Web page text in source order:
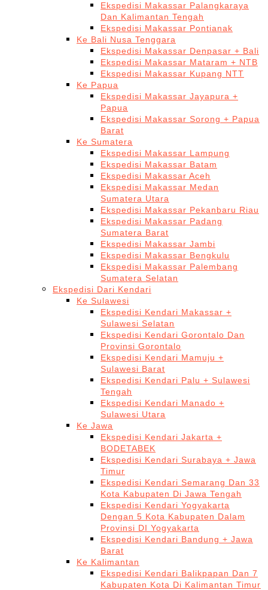
Ekspedisi Makassar Palangkaraya
Dan Kalimantan Tengah
Ekspedisi Makassar Pontianak
Ke Bali Nusa Tenggara
Ekspedisi Makassar Denpasar + Bali
Ekspedisi Makassar Mataram + NTB
Ekspedisi Makassar Kupang NTT
Ke Papua
Ekspedisi Makassar Jayapura +
Papua
Ekspedisi Makassar Sorong + Papua
Barat
Ke Sumatera
Ekspedisi Makassar Lampung
Ekspedisi Makassar Batam
Ekspedisi Makassar Aceh
Ekspedisi Makassar Medan
Sumatera Utara
Ekspedisi Makassar Pekanbaru Riau
Ekspedisi Makassar Padang
Sumatera Barat
Ekspedisi Makassar Jambi
Ekspedisi Makassar Bengkulu
Ekspedisi Makassar Palembang
Sumatera Selatan
Ekspedisi Dari Kendari
Ke Sulawesi
Ekspedisi Kendari Makassar +
Sulawesi Selatan
Ekspedisi Kendari Gorontalo Dan
Provinsi Gorontalo
Ekspedisi Kendari Mamuju +
Sulawesi Barat
Ekspedisi Kendari Palu + Sulawesi
Tengah
Ekspedisi Kendari Manado +
Sulawesi Utara
Ke Jawa
Ekspedisi Kendari Jakarta +
BODETABEK
Ekspedisi Kendari Surabaya + Jawa
Timur
Ekspedisi Kendari Semarang Dan 33
Kota Kabupaten Di Jawa Tengah
Ekspedisi Kendari Yogyakarta
Dengan 5 Kota Kabupaten Dalam
Provinsi DI Yogyakarta
Ekspedisi Kendari Bandung + Jawa
Barat
Ke Kalimantan
Ekspedisi Kendari Balikpapan Dan 7
Kabupaten Kota Di Kalimantan Timur